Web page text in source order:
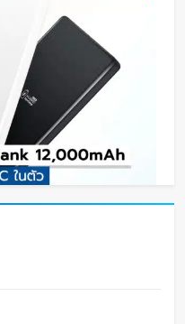
12,000mAh ชาร์จ
ตัว